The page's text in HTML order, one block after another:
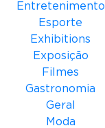
Entretenimento
Esporte
Exhibitions
Exposição
Filmes
Gastronomia
Geral
Moda